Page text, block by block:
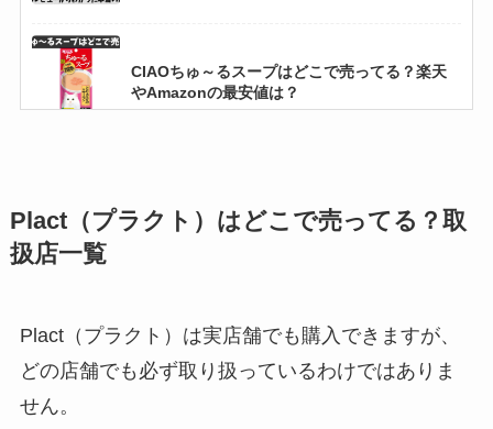
CIAOちゅ～るスープはどこで売ってる？楽天
やAmazonの最安値は？
買える？
め人気ランキングBEST10！
Plact（プラクト）はどこで売ってる？取
扱店一覧
Plact（プラクト）は実店舗でも購入できますが、
どの店舗でも必ず取り扱っているわけではありま
せん。